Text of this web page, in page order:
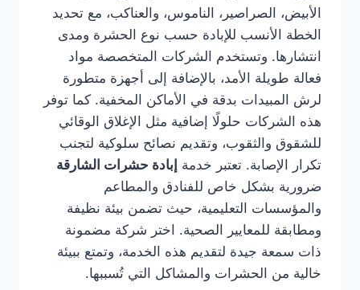
الأبيض، الصراصير، الناموس، والعناكب، مع تحديد
الخطة الأنسب للإبادة حسب نوع الحشرة ومدى
انتشارها. وتستخدم الشركات المتخصصة مواد
فعالة طويلة الأمد، بالإضافة إلى أجهزة متطورة
لرش المبيدات بدقة في الأماكن المخفية. كما توفر
هذه الشركات حلولًا إضافية مثل الإغلاق الوقائي
للشقوق والثقوب، وتقديم نصائح سلوكية لتجنب
تكرار الإصابة. تعتبر خدمة إبادة حشرات الشارقة
ضرورية بشكل خاص للفنادق والمطاعم
والمؤسسات التعليمية، حيث تضمن بيئة نظيفة
ومطابقة للمعايير الصحية. اختر شركة مضمونة
ذات سمعة جيدة لتقديم هذه الخدمة، وتمتع ببيئة
خالية من الحشرات والمشاكل التي تُسببها.